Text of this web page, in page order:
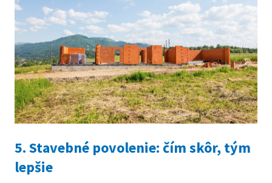
5. Stavebné povolenie: čím skôr, tým
lepšie